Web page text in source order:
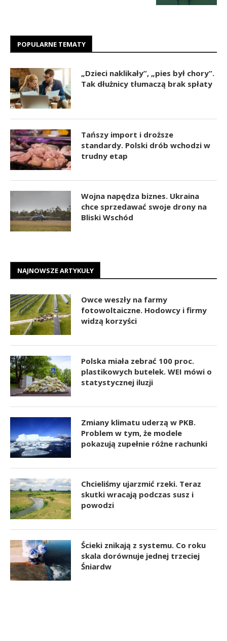
POPULARNE TEMATY
„Dzieci naklikały”, „pies był chory”.
Tak dłużnicy tłumaczą brak spłaty
Tańszy import i droższe
standardy. Polski drób wchodzi w
trudny etap
Wojna napędza biznes. Ukraina
chce sprzedawać swoje drony na
Bliski Wschód
NAJNOWSZE ARTYKUŁY
Owce weszły na farmy
fotowoltaiczne. Hodowcy i firmy
widzą korzyści
Polska miała zebrać 100 proc.
plastikowych butelek. WEI mówi o
statystycznej iluzji
Zmiany klimatu uderzą w PKB.
Problem w tym, że modele
pokazują zupełnie różne rachunki
Chcieliśmy ujarzmić rzeki. Teraz
skutki wracają podczas susz i
powodzi
Ścieki znikają z systemu. Co roku
skala dorównuje jednej trzeciej
Śniardw